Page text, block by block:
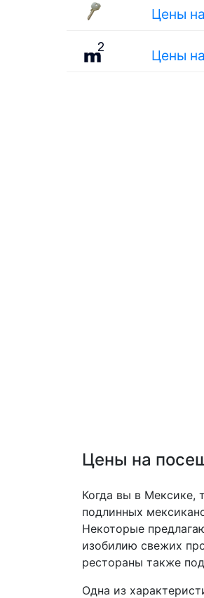
Цены
Цены
Цены на
Когда вы в Мексике,
подлинных
Некоторые
изобилию свежих
рестораны также
Одна из